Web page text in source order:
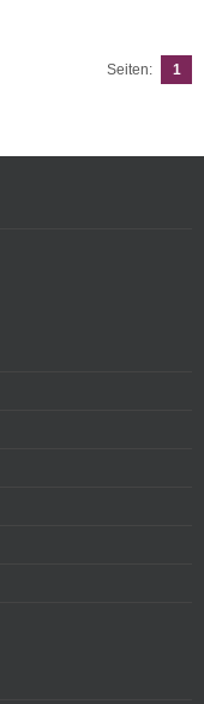
Seiten: 1